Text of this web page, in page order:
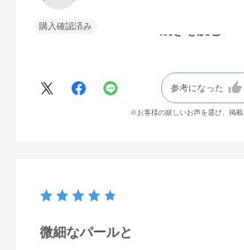
購入確認済み
参考になった
※お客様の嬉しいお声を選び、掲載
微細なパールと